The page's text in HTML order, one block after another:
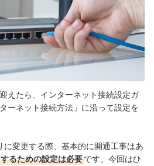
えたら、インターネット接続設定ガ
ーネット接続方法 」 に沿って設定を
変更する際、基本的に開通工事はあ
るための設定は必要です。 今回はひ